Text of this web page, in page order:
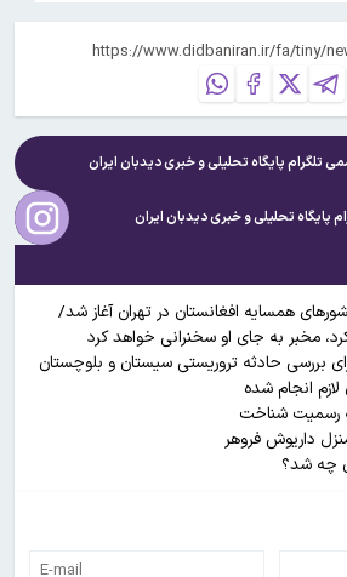
تلگرام پایگاه تحلیلی و خبریدیدبان ایران
پایگاه تحلیلی و خبریدیدبان ایران
همسایه افغانستان در تهران آغاز شد/
مخبر به جای او سخنرانی خواهد کرد
بررسی حادثه تروریستی سیستان و بلوچستان
انجام شده
رسمیت شناخت
داریوش فروهر
چه شد؟